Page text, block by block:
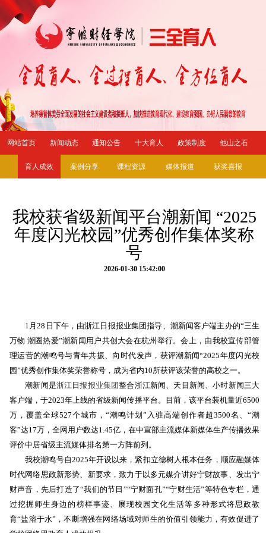
网站首页 新闻动态 通知公告 十大育人 政策制度 他山之石
育人成效 案例分享 课程资源 媒体报道 获奖喜报
我校获省级新闻平台潮新闻 “2025
年度闪光校园”优秀创作集体奖称
号
2026-01-30 15:42:00
1月28日下午，由浙江日报报业集团指导、潮新闻客户端主办的“三生
万物 潮圈热爱”潮新闻用户共创大会在杭州举行。会上，由我校宣传部管
理运营的潮鸣号与青年共振、向时代发声，获评潮新闻“2025年度闪光校
园”优秀创作集体奖荣誉称号，成为省内10所获评该荣誉的高校之一。
潮新闻是浙江日报报业集团整合浙江新闻、天目新闻、小时新闻三大
客户端，于2023年上线的省级新闻传播平台。目前，该平台装机量近6500
万，覆盖全球527个城市，“潮鸣计划”入驻高端创作者超3500名、“潮
客”达17万，全网用户数达1.45亿，在中宣部主流媒体新媒体生产传播效果
评价中居省级主流媒体排名第一方阵前列。
我校潮鸣号自2025年开设以来，紧扣立德树人根本任务，顺应融媒体
时代网络思政新形势、新要求，致力于以多元媒介讲好宁财故事、发出宁
财声音，先后打造了“我们的节日”“宁财面孔”“宁财生活”等特色专栏，通
过挖掘师生身边的榜样事迹、展现校园文化生活等多种形式将思政教
育“盐溶于水”，不断增强在网络场域对师生的价值引领能力，有效促进了